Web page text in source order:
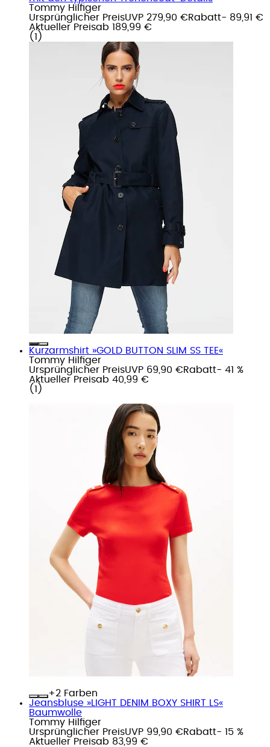
Tommy Hilfiger
Ursprünglicher PreisUVP 279,90 €Rabatt- 89,91 €
Aktueller Preisab 189,99 €
( 1 )
Kurzarmshirt »GOLD BUTTON SLIM SS TEE«
Tommy Hilfiger
Ursprünglicher PreisUVP 69,90 €Rabatt- 41 %
Aktueller Preisab 40,99 €
( 1 )
+
Farben
Jeansbluse »LIGHT DENIM BOXY SHIRT LS«
Baumwolle
Tommy Hilfiger
Ursprünglicher PreisUVP 99,90 €Rabatt- 15 %
Aktueller Preisab 83,99 €